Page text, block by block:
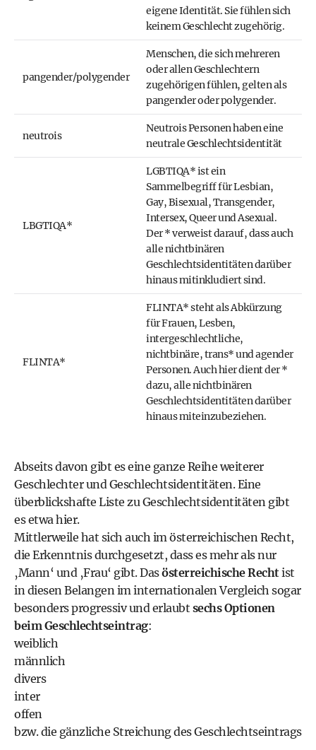
eigene Identität. Sie fühlen sich
keinem Geschlecht zugehörig.
pangender/polygender
Menschen, die sich mehreren
oder allen Geschlechtern
zugehörigen fühlen, gelten als
pangender oder polygender.
neutrois
Neutrois Personen haben eine
neutrale Geschlechtsidentität
LBGTIQA*
LGBTIQA* ist ein
Sammelbegriff für Lesbian,
Gay, Bisexual, Transgender,
Intersex, Queer und Asexual.
Der * verweist darauf, dass auch
alle nichtbinären
Geschlechtsidentitäten darüber
hinaus mitinkludiert sind.
FLINTA*
FLINTA* steht als Abkürzung
für Frauen, Lesben,
intergeschlechtliche,
nichtbinäre, trans* und agender
Personen. Auch hier dient der *
dazu, alle nichtbinären
Geschlechtsidentitäten darüber
hinaus miteinzubeziehen.
Abseits davon gibt es eine ganze Reihe weiterer
Geschlechter und Geschlechtsidentitäten.Eine
überblickshafte Liste zu Geschlechtsidentitäten gibt
es etwa hier.
Mittlerweile hat sich auch im österreichischen Recht,
die Erkenntnis durchgesetzt, dass es mehr als nur
‚Mann‘ und ‚Frau‘ gibt. Dasösterreichische Rechtist
in diesen Belangen im internationalen Vergleich sogar
besonders progressiv und erlaubt sechs Optionen
beim Geschlechtseintrag:
weiblich
männlich
divers
inter
offen
bzw. die gänzliche Streichung des Geschlechtseintrags